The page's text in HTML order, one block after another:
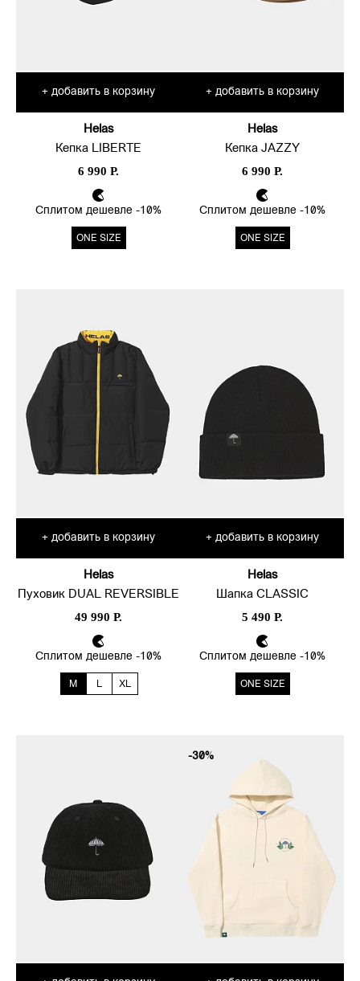
+ добавить в корзину
Helas
Кепка LIBERTE
6 990 Р.
Сплитом дешевле -10%
ONE SIZE
+ добавить в корзину
Helas
Кепка JAZZY
6 990 Р.
Сплитом дешевле -10%
ONE SIZE
+ добавить в корзину
Helas
Пуховик DUAL REVERSIBLE
49 990 Р.
Сплитом дешевле -10%
M L XL
+ добавить в корзину
Helas
Шапка CLASSIC
5 490 Р.
Сплитом дешевле -10%
ONE SIZE
-30%